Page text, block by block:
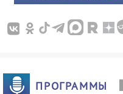
ПРОГРАММЫ